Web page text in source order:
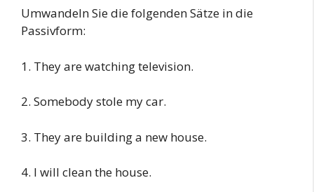
Umwandeln Sie die folgenden Sätze in die
Passivform:
1. They are watching television.
2. Somebody stole my car.
3. They are building a new house.
4. I will clean the house.